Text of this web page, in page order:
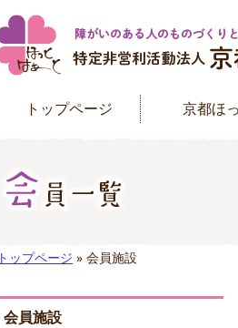
トップページ 京都ほ
トップページ » 会員施設
会員施設